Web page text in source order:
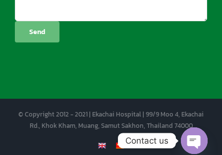
© Copyright 2012 - 2021 | Ekachai Hospital | 99/9 Moo 4, Ekachai
Rd., Khok Kham, Muang, Samut Sakhon, Thailand 74000
EN CNContact us